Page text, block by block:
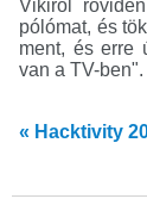
Vikiről
pólómat, és
ment, és erre
van a TV-ben".
« Hacktivity